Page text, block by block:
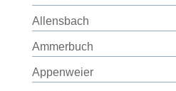
Allensbach
Ammerbuch
Appenweier